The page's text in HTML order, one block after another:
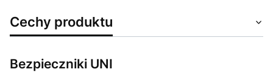
Cechy produktu
Bezpieczniki UNI